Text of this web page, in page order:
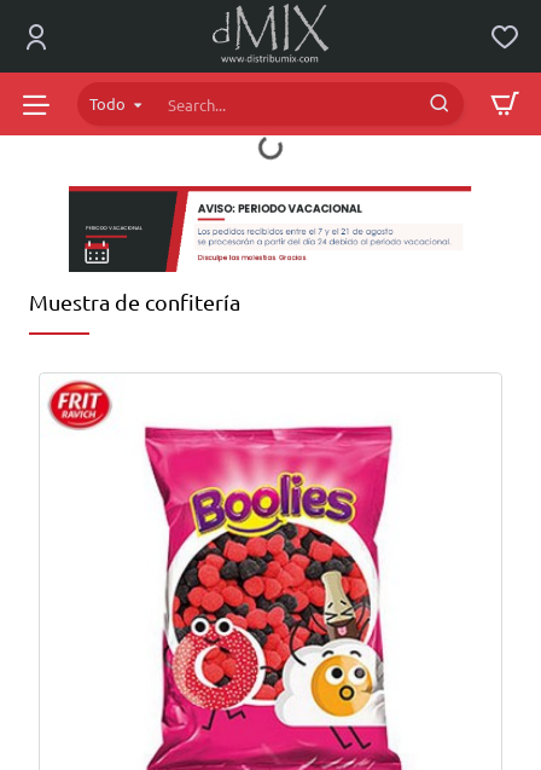
dMIX
Online
Todo
Search...
Muestra de confitería